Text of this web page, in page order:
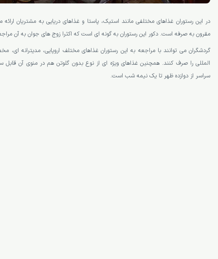
در این رستوران غذاهای مختلفی مانند استیک، پاستا و غذاهای دریایی به مشتریان
مقرون به صرفه است. دکور این رستوران به گونه ای است که اکثرا زوج های جوان به آن
گردشگران می توانند با مراجعه به این رستوران غذاهای مختلف اروپایی، مدیترانه ای،
المللی را صرف کنند. همچنین غذاهای ویژه ای از نوع بدون گلوتن هم در منوی آن
سراسر از دوازده ظهر تا یک نیمه شب است.